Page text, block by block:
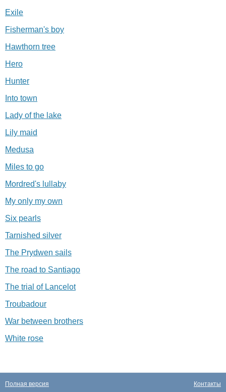
Exile
Fisherman's boy
Hawthorn tree
Hero
Hunter
Into town
Lady of the lake
Lily maid
Medusa
Miles to go
Mordred's lullaby
My only my own
Six pearls
Tarnished silver
The Prydwen sails
The road to Santiago
The trial of Lancelot
Troubadour
War between brothers
White rose
Контакты
Полная версия